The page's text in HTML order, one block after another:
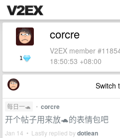
1
corcre
V2EX member
18:50:53 +08:00
Switch
每日一🐢 • corcre
开个帖子用来放🐢的表情包吧
Jan 14 • Lastly replied bydotiean